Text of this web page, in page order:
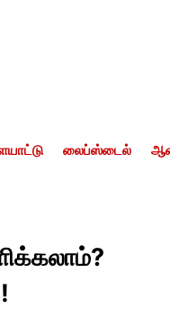
லைப்ஸ்டைல்